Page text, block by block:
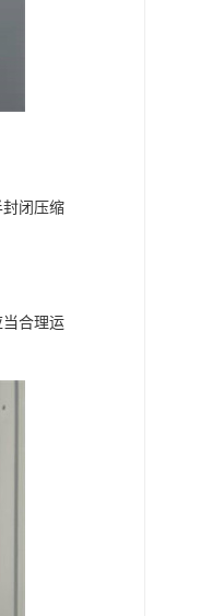
闭压缩
合理运